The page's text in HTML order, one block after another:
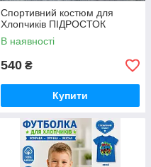
Спортивний костюм для
Хлопчиків ПІДРОСТОК
В наявності
540 ₴
Купити